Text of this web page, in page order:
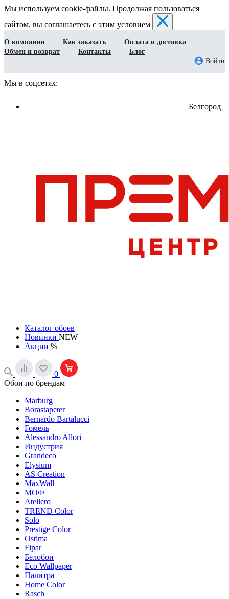
Мы используем cookie-файлы. Продолжая пользоваться
сайтом, вы соглашаетесь с этим условием
О компании Как заказать
Оплата и доставка
Обмен и возврат
Контакты
Блог
Войти
Мы в соцсетях:
Белгород
Каталог обоев
Новинки NEW
Акции %
0
Обои по брендам
Marburg
Borastapeter
Bernardo Bartalucci
Гомель
Alessandro Allori
Индустрия
Grandeco
Elysium
AS Creation
MaxWall
МОФ
Ateliero
TREND Color
Solo
Prestige Color
Ostima
Fipar
Белобои
Eco Wallpaper
Палитра
Home Color
Rasch